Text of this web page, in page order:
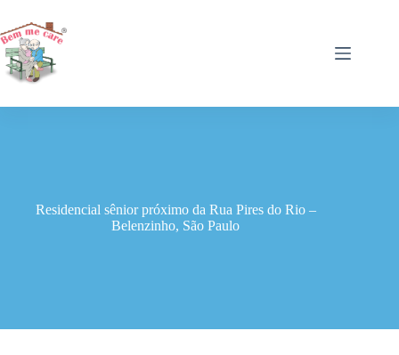
para
o
conteúdo
Residencial sênior próximo da Rua Pires do Rio –
Belenzinho, São Paulo